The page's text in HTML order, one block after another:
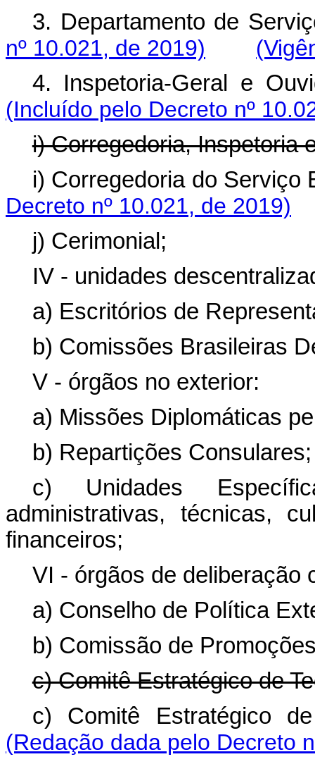
3. Departamento de
nº 10.021, de 2019)
4. Inspetoria-Geral e
(Incluído pelo Decreto nº
i) Corregedoria, Inspetoria
i) Corregedoria do Serviço
Decreto nº 10.021, de 2019)
j) Cerimonial;
IV - unidades
a) Escritórios de
b) Comissões Brasileiras
V - órgãos no exterior:
a) Missões Diplomáticas
b) Repartições
c) Unidades
administrativas, técnicas,
financeiros;
VI - órgãos de deliberação
a) Conselho de Política
b) Comissão de
c) Comitê Estratégico de
c) Comitê Estratégico
(Redação dada pelo Decreto